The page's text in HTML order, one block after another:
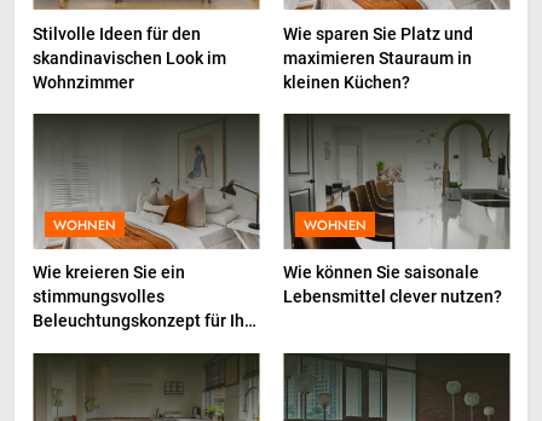
der Produktion über den Erfolg
entscheidet
3
InternetFame-Verantwortliche
bewerten den rasanten Anstieg
der Nachfrage nach digitalem
Marketing bei deutschen
Unternehmen
BUSINESS
4
Baucontainer in der Praxis –
Planung, Nutzung und typische
Fehler
Stilvolle Ideen für den
skandinavischen Look im
Wohnzimmer
Wie sparen Sie Platz und
maximieren Stauraum in
kleinen Küchen?
WOHNEN
Wie kreieren Sie ein
stimmungsvolles
Beleuchtungskonzept für Ihr
WOHNEN
Wie können Sie saisonale
Lebensmittel clever nutzen?